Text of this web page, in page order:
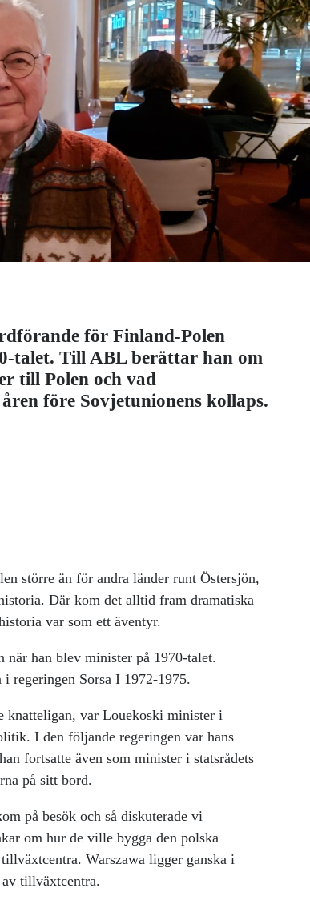
för Finland-Polen
talet. Till ABL berättar han om
till Polen och vad
före Sovjetunionens kollaps.
större än för andra länder runt Östersjön,
Där kom det alltid fram dramatiska
var som ett äventyr.
han blev minister på 1970-talet.
regeringen Sorsa I 1972-1975.
knatteligan, var Louekoski minister i
I den följande regeringen var hans
fortsatte även som minister i statsrådets
på sitt bord.
på besök och så diskuterade vi
om hur de ville bygga den polska
Warszawa ligger ganska i
tillväxtcentra.